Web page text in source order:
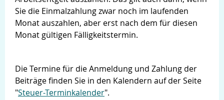
Sie die Einmalzahlung zwar noch im laufenden
Monat auszahlen, aber erst nach dem für diesen
Monat gültigen Fälligkeitstermin.
Die Termine für die Anmeldung und Zahlung der
Beiträge finden Sie in den Kalendern auf der Seite
"Steuer-Terminkalender".